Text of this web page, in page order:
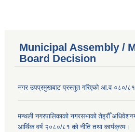
Municipal Assembly /
Board Decision
नगर उपप्रमुखबाट प्रस्तुत गरिएको आ.व ०८०/
मन्थली नगरपालिकाको नगरसभाको तेह्रौँ
आर्थिक वर्ष २०८०/८१ को नीति तथा कार्यक्रम।